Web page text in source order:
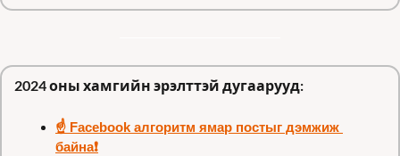
2024 оны хамгийн эрэлттэй дугаарууд:
☝️ Facebook алгоритм ямар постыг дэмжиж
байна❗️